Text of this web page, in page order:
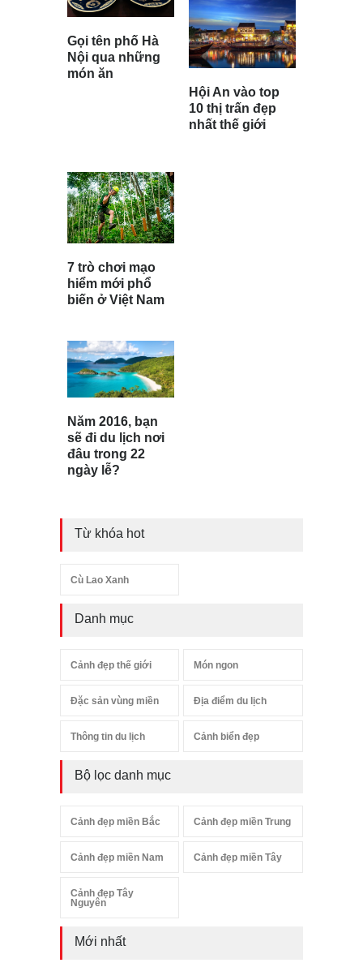
Gọi tên phố Hà
Nội qua những
món ăn
Hội An vào top
10 thị trấn đẹp
nhất thế giới
7 trò chơi mạo
hiểm mới phổ
biến ở Việt Nam
Năm 2016, bạn
sẽ đi du lịch nơi
đâu trong 22
ngày lễ?
Từ khóa hot
Cù Lao Xanh
Danh mục
Cảnh đẹp thế giới Món ngon
Đặc sản vùng miền Địa điểm du lịch
Thông tin du lịch Cảnh biển đẹp
Bộ lọc danh mục
Cảnh đẹp miền Bắc Cảnh đẹp miền Trung
Cảnh đẹp miền Nam Cảnh đẹp miền Tây
Cảnh đẹp Tây
Nguyên
Mới nhất